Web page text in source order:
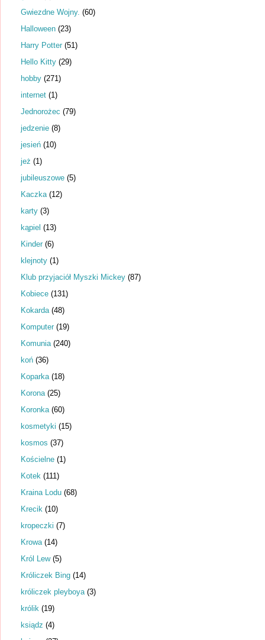
Gwiezdne Wojny. (60)
Halloween (23)
Harry Potter (51)
Hello Kitty (29)
hobby (271)
internet (1)
Jednorożec (79)
jedzenie (8)
jesień (10)
jeż (1)
jubileuszowe (5)
Kaczka (12)
karty (3)
kąpiel (13)
Kinder (6)
klejnoty (1)
Klub przyjaciół Myszki Mickey (87)
Kobiece (131)
Kokarda (48)
Komputer (19)
Komunia (240)
koń (36)
Koparka (18)
Korona (25)
Koronka (60)
kosmetyki (15)
kosmos (37)
Kościelne (1)
Kotek (111)
Kraina Lodu (68)
Krecik (10)
kropeczki (7)
Krowa (14)
Król Lew (5)
Króliczek Bing (14)
króliczek pleyboya (3)
królik (19)
ksiądz (4)